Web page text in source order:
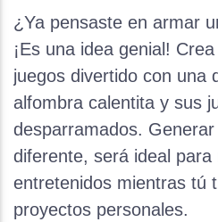
¿Ya pensaste en armar
¡Es una idea genial!
juegos divertido con una
alfombra calentita y sus
desparramados.
diferente, será ideal para
entretenidos mientras tú
proyectos personales.